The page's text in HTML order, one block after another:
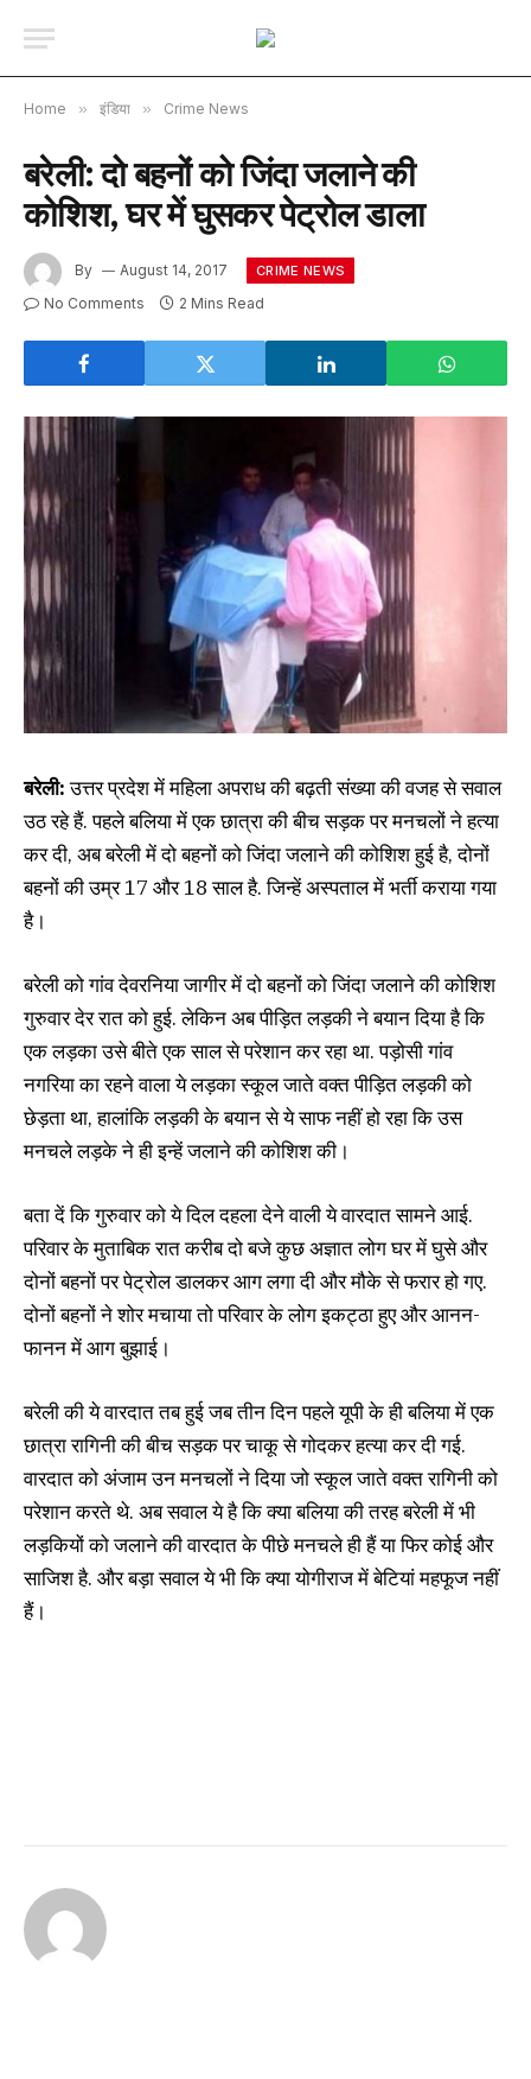
Home » इंडिया » Crime News
बरेली: दो बहनों को जिंदा जलाने की
कोशिश, घर में घुसकर पेट्रोल डाला
By August 14, 2017 CRIME NEWS
No Comments 2 Mins Read
बरेली:उत्तर प्रदेश में महिला अपराध की बढ़ती संख्या की वजह से सवाल
उठ रहे हैं. पहले बलिया में एक छात्रा की बीच सड़क पर मनचलों ने हत्या
कर दी, अब बरेली में दो बहनों को जिंदा जलाने की कोशिश हुई है, दोनों
बहनों की उम्र 17 और 18 साल है. जिन्हें अस्पताल में भर्ती कराया गया
है।
बरेली को गांव देवरनिया जागीर में दो बहनों को जिंदा जलाने की कोशिश
गुरुवार देर रात को हुई. लेकिन अब पीड़ित लड़की ने बयान दिया है कि
एक लड़का उसे बीते एक साल से परेशान कर रहा था. पड़ोसी गांव
नगरिया का रहने वाला ये लड़का स्कूल जाते वक्त पीड़ित लड़की को
छेड़ता था, हालांकि लड़की के बयान से ये साफ नहीं हो रहा कि उस
मनचले लड़के ने ही इन्हें जलाने की कोशिश की।
बता दें कि गुरुवार को ये दिल दहला देने वाली ये वारदात सामने आई.
परिवार के मुताबिक रात करीब दो बजे कुछ अज्ञात लोग घर में घुसे और
दोनों बहनों पर पेट्रोल डालकर आग लगा दी और मौके से फरार हो गए.
दोनों बहनों ने शोर मचाया तो परिवार के लोग इकट्ठा हुए और आनन-
फानन में आग बुझाई।
बरेली की ये वारदात तब हुई जब तीन दिन पहले यूपी के ही बलिया में एक
छात्रा रागिनी की बीच सड़क पर चाकू से गोदकर हत्या कर दी गई.
वारदात को अंजाम उन मनचलों ने दिया जो स्कूल जाते वक्त रागिनी को
परेशान करते थे. अब सवाल ये है कि क्या बलिया की तरह बरेली में भी
लड़कियों को जलाने की वारदात के पीछे मनचले ही हैं या फिर कोई और
साजिश है. और बड़ा सवाल ये भी कि क्या योगीराज में बेटियां महफूज नहीं
हैं।